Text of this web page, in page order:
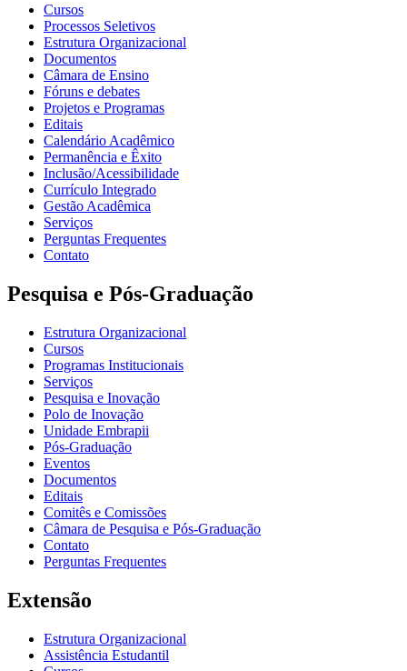
Cursos
Processos Seletivos
Estrutura Organizacional
Documentos
Câmara de Ensino
Fóruns e debates
Projetos e Programas
Editais
Calendário Acadêmico
Permanência e Êxito
Inclusão/Acessibilidade
Currículo Integrado
Gestão Acadêmica
Serviços
Perguntas Frequentes
Contato
Pesquisa e Pós-Graduação
Estrutura Organizacional
Cursos
Programas Institucionais
Serviços
Pesquisa e Inovação
Polo de Inovação
Unidade Embrapii
Pós-Graduação
Eventos
Documentos
Editais
Comitês e Comissões
Câmara de Pesquisa e Pós-Graduação
Contato
Perguntas Frequentes
Extensão
Estrutura Organizacional
Assistência Estudantil